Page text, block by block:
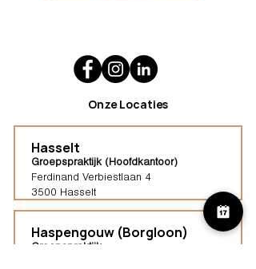
Onze Locaties
Hasselt
Groepspraktijk (Hoofdkantoor)
Ferdinand Verbiestlaan 4
3500 Hasselt
Haspengouw (Borgloon)